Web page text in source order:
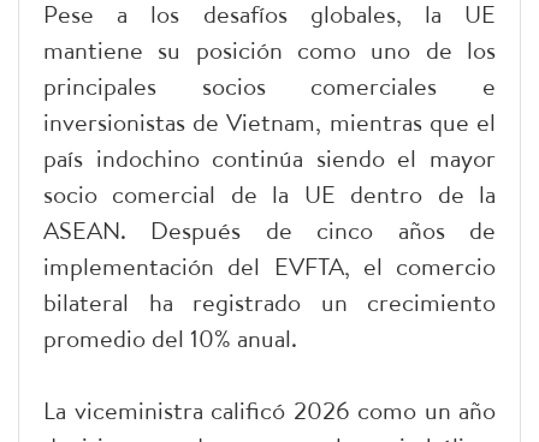
Pese a los desafíos globales, la UE
mantiene su posición como uno de los
principales socios comerciales e
inversionistas de Vietnam, mientras que el
país indochino continúa siendo el mayor
socio comercial de la UE dentro de la
ASEAN. Después de cinco años de
implementación del EVFTA, el comercio
bilateral ha registrado un crecimiento
promedio del 10% anual.
La viceministra calificó 2026 como un año